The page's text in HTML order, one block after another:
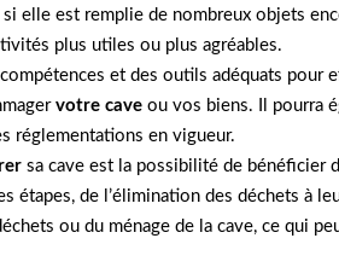
elle est remplie de nombreux objets
plus utiles ou plus agréables.
et des outils adéquats
votre cave ou vos biens. Il pourra
réglementations en vigueur.
sa cave est la possibilité de bénéficier
étapes, de l’élimination des déchets à
ou du ménage de la cave, ce qui